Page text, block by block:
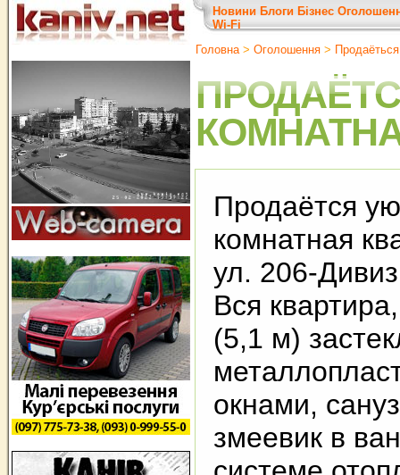
Новини Блоги Бізнес
Wi-Fi
Головна> Оголошення >
Продаётся
комнатная
ул. 206-
Вся
(5,1 м)
окнами,
змеевик в